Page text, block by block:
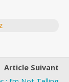
Article Suivant